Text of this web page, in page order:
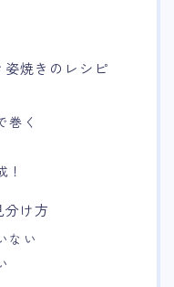
焼きのレシピ
巻く
け方
ない